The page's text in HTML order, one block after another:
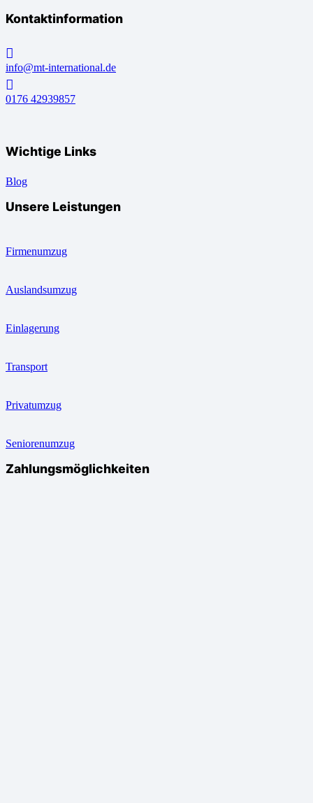
Kontaktinformation
info@mt-international.de
0176 42939857
Wichtige Links
Blog
Unsere Leistungen
Firmenumzug
Auslandsumzug
Einlagerung
Transport
Privatumzug
Seniorenumzug
Zahlungsmöglichkeiten